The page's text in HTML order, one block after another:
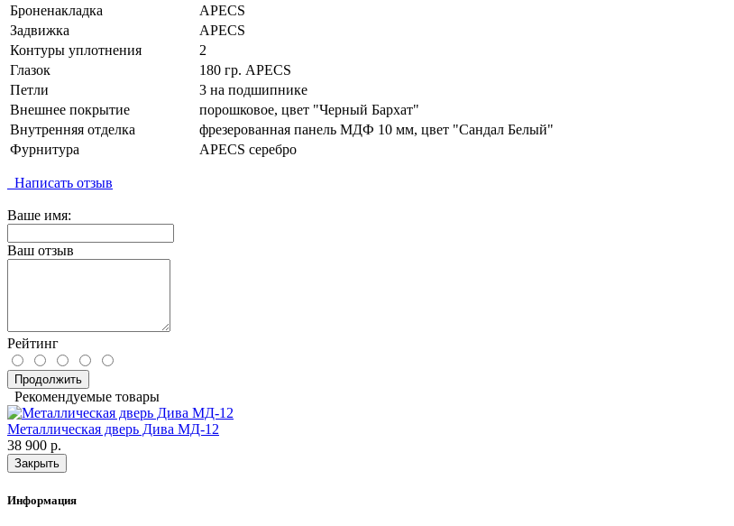
Броненакладка
APECS
Задвижка
APECS
Контуры уплотнения
2
Глазок
180 гр. APECS
Петли
3 на подшипнике
Внешнее покрытие
порошковое, цвет "Черный Бархат"
Внутренняя отделка
фрезерованная панель МДФ 10 мм, цвет "Сандал Белый"
Фурнитура
APECS серебро
Написать отзыв
Ваше имя:
Ваш отзыв
Рейтинг
Продолжить
Рекомендуемые товары
Металлическая дверь Дива МД-12
38 900 р.
Закрыть
Информация